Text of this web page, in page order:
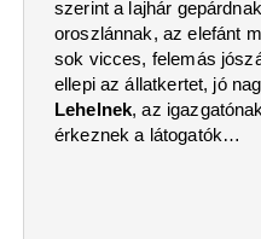
szerint a lajhár
oroszlánnak, az elefánt
sok vicces, felemás
ellepi az állatkertet, jó
Lehelnek, az
érkeznek a látogatók…